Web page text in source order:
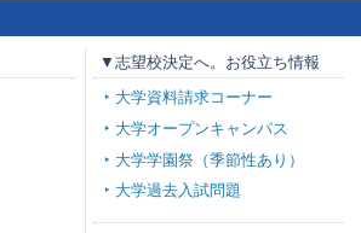
▼志望校決定へ。お役立ち情報
大学資料請求コーナー
大学オープンキャンパス
大学学園祭（季節性あり）
大学過去入試問題